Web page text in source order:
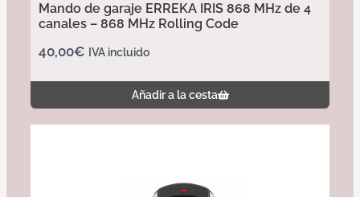
Mando de garaje ERREKA IRIS 868 MHz de 4
canales – 868 MHz Rolling Code
40,00€ IVA incluido
Añadir a la cesta